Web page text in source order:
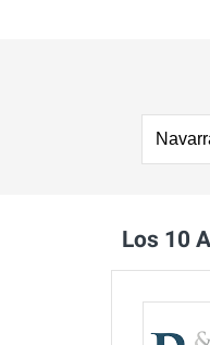
Los 10